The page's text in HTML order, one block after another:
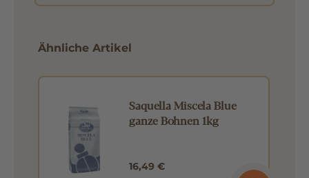
Ähnliche Artikel
Saquella Miscela Blue
ganze Bohnen 1kg
16,49 €